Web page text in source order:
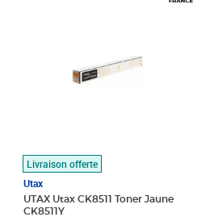
Livraison offerte
Utax
UTAX Utax CK8511 Toner Jaune
CK8511Y